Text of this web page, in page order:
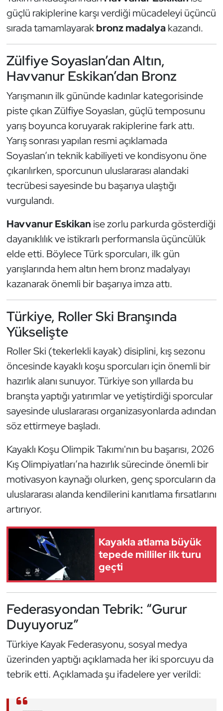
güçlü rakiplerine karşı verdiği mücadeleyi üçüncü
sırada tamamlayarakbronz madalyakazandı.
Zülfiye Soyaslan’dan Altın,
Havvanur Eskikan’dan Bronz
Yarışmanın ilk gününde kadınlar kategorisinde
piste çıkan Zülfiye Soyaslan, güçlü temposunu
yarış boyunca koruyarak rakiplerine fark attı.
Yarış sonrası yapılan resmi açıklamada
Soyaslan’ın teknik kabiliyeti ve kondisyonu öne
çıkarılırken, sporcunun uluslararası alandaki
tecrübesi sayesinde bu başarıya ulaştığı
vurgulandı.
Havvanur Eskikan ise zorlu parkurda gösterdiği
dayanıklılık ve istikrarlı performansla üçüncülük
elde etti. Böylece Türk sporcuları, ilk gün
yarışlarında hem altın hem bronz madalyayı
kazanarak önemli bir başarıya imza attı.
Türkiye, Roller Ski Branşında
Yükselişte
Roller Ski (tekerlekli kayak) disiplini, kış sezonu
öncesinde kayaklı koşu sporcuları için önemli bir
hazırlık alanı sunuyor. Türkiye son yıllarda bu
branşta yaptığı yatırımlar ve yetiştirdiği sporcular
sayesinde uluslararası organizasyonlarda adından
söz ettirmeye başladı.
Kayaklı Koşu Olimpik Takımı'nın bu başarısı, 2026
Kış Olimpiyatları’na hazırlık sürecinde önemli bir
motivasyon kaynağı olurken, genç sporcuların da
uluslararası alanda kendilerini kanıtlama fırsatlarını
artırıyor.
Kayakla atlama büyük
tepede milliler ilk turu
geçti
Federasyondan Tebrik: “Gurur
Duyuyoruz”
Türkiye Kayak Federasyonu, sosyal medya
üzerinden yaptığı açıklamada her iki sporcuyu da
tebrik etti. Açıklamada şu ifadelere yer verildi:
Golf
Güreş
Halter
Hava Sporları
Hentbol
İşitme Engelli Sporcular
Judo ve Kuraş
Kano ve Rafting
Karate
Kayak
Kempo
Kick Boks
Kürek
Masa Tenisi
Modern Pentatlon
Motor Sporları
Muay Thai
Okçuluk
Optimist
Özel Sporcular
Paralimpik
Ragbi
Satranç
Su Topu
Sualtı Sporları
Tekvando
Tenis